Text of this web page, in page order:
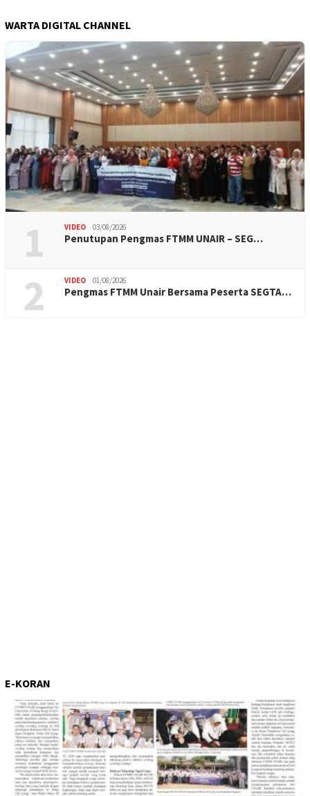
WARTA DIGITAL CHANNEL
1 VIDEO 03/08/2026
Penutupan Pengmas FTMM UNAIR – SEG…
2 VIDEO 01/08/2026
Pengmas FTMM Unair Bersama Peserta SEGTA…
E-KORAN